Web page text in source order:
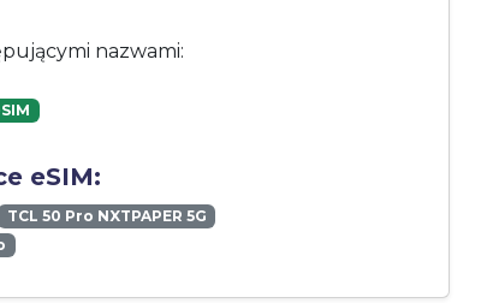
nazwami:
eSIM:
TCL 50 Pro NXTPAPER 5G